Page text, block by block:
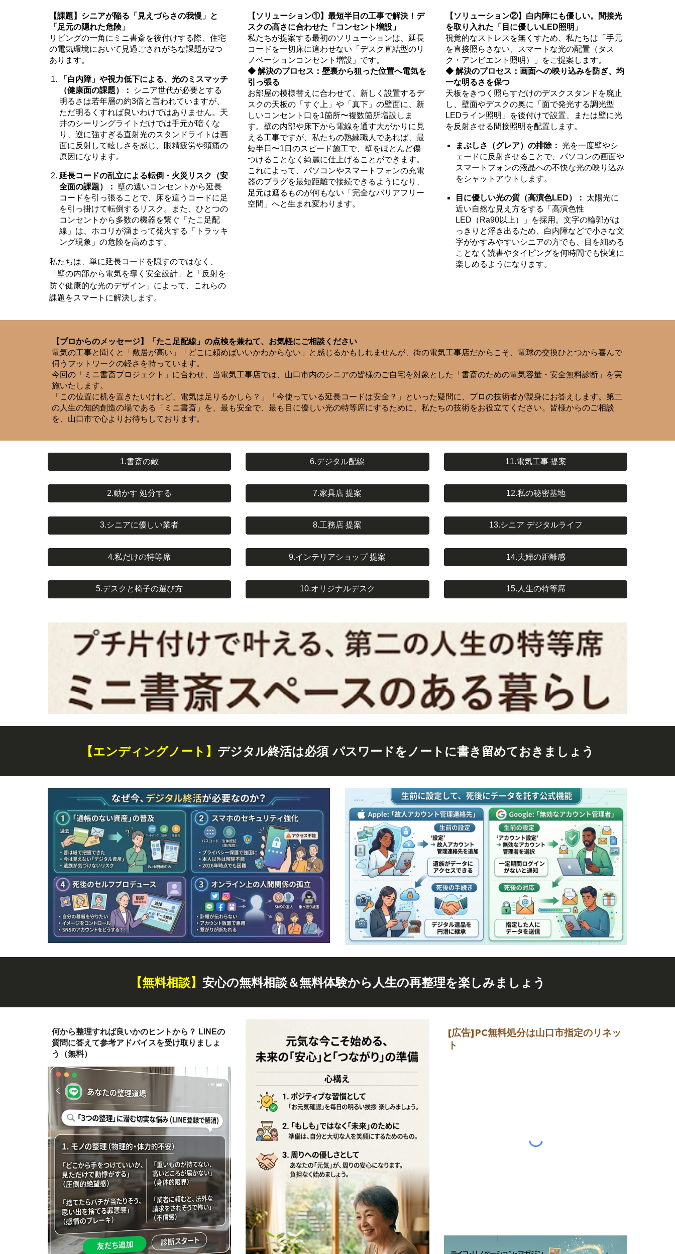
【課題】シニアが陥る「見えづらさの我慢」と
「足元の隠れた危険」
リビングの一角にミニ書斎を後付けする際、住宅
の電気環境において見過ごされがちな課題が2つ
あります。
「白内障」や視力低下による、光のミスマッチ
（健康面の課題）：
シニア世代が必要とする
明るさは若年層の約3倍と言われていますが、
ただ明るくすれば良いわけではありません。天
井のシーリングライトだけでは手元が暗くな
り、逆に強すぎる直射光のスタンドライトは画
面に反射して眩しさを感じ、眼精疲労や頭痛の
原因になります。
延長コードの乱立による転倒・火災リスク（安
全面の課題）： 壁の遠いコンセントから延長
コードを引っ張ることで、床を這うコードに足
を引っ掛けて転倒するリスク。また、ひとつの
コンセントから多数の機器を繋ぐ「たこ足配
線」は、ホコリが溜まって発火する「トラッキ
ング現象」の危険を高めます。
私たちは、単に延長コードを隠すのではなく、
「壁の内部から電気を導く安全設計」
と
「反射を
防ぐ健康的な光のデザイン」によって、これらの
課題をスマートに解決します。
【ソリューション①】最短半日の工事で解決！デ
スクの高さに合わせた「コンセント増設」
私たちが提案する最初のソリューションは、延長
コードを一切床に這わせない「デスク直結型のリ
ノベーションコンセント増設」です。
◆ 解決のプロセス：壁裏から狙った位置へ電気を
引っ張る
お部屋の模様替えに合わせて、新しく設置するデ
スクの天板の「すぐ上」や「真下」の壁面に、新
しいコンセント口を1箇所〜複数箇所増設しま
す。壁の内部や床下から電線を通す大がかりに見
える工事ですが、私たちの熟練職人であれば、最
短半日〜1日のスピード施工で、壁をほとんど傷
つけることなく綺麗に仕上げることができます。
これによって、パソコンやスマートフォンの充電
器のプラグを最短距離で接続できるようになり、
足元は遮るものが何もない「完全なバリアフリー
空間」へと生まれ変わります。
【ソリューション②】白内障にも優しい。間接光
を取り入れた「目に優しいLED照明」
視覚的なストレスを無くすため、私たちは「手元
を直接照らさない、スマートな光の配置（タス
ク・アンビエント照明）」をご提案します。
◆ 解決のプロセス：画面への映り込みを防ぎ、均
一な明るさを保つ
天板をきつく照らすだけのデスクスタンドを廃止
し、壁面やデスクの奥に「面で発光する調光型
LEDライン照明」を後付けで設置、または壁に光
を反射させる間接照明を配置します。
まぶしさ（グレア）の排除： 光を一度壁やシ
ェードに反射させることで、パソコンの画面や
スマートフォンの液晶への不快な光の映り込み
をシャットアウトします。
目に優しい光の質（高演色LED）：
太陽光に
近い自然な見え方をする「高演色性
LED（Ra90以上）」を採用。文字の輪郭がは
っきりと浮き出るため、白内障などで小さな文
字がかすみやすいシニアの方でも、目を細める
ことなく読書やタイピングを何時間でも快適に
楽しめるようになります。
【プロからのメッセージ】「たこ足配線」の点検を兼ねて、お気軽にご相談ください
電気の工事と聞くと「敷居が高い」「どこに頼めばいいかわからない」と感じるかもしれませんが、街の電気工事店だからこそ、電球の交換ひとつから喜んで
伺うフットワークの軽さを持っています。
今回の「ミニ書斎プロジェクト」に合わせ、当電気工事店では、山口市内のシニアの皆様のご自宅を対象とした「書斎のための電気容量・安全無料診断」を実
施いたします。
「この位置に机を置きたいけれど、電気は足りるかしら？」「今使っている延長コードは安全？」といった疑問に、プロの技術者が親身にお答えします。第二
の人生の知的創造の場である「ミニ書斎」を、最も安全で、最も目に優しい光の特等席にするために、私たちの技術をお役立てください。皆様からのご相談
を、山口市で心よりお待ちしております。
1.書斎の敵
2.動かす 処分する
3.シニアに優しい業者
4.私だけの特等席
5.デスクと椅子の選び方
6.デジタル配線
7.家具店 提案
8.工務店 提案
9.インテリアショップ 提案
10.オリジナルデスク
11.電気工事 提案
12.私の秘密基地
13.シニア デジタルライフ
14.夫婦の距離感
15.人生の特等席
【エンディングノート】 デジタル終活は必須 パスワードをノートに書き留めておきましょう
【無料相談】 安心の無料相談＆無料体験から人生の再整理を楽しみましょう
何から整理すれば良いかのヒントから？ LINEの
質問に答えて参考アドバイスを受け取りましょ
う（無料）
[広告]PC無料処分は山口市指定のリネッ
ト